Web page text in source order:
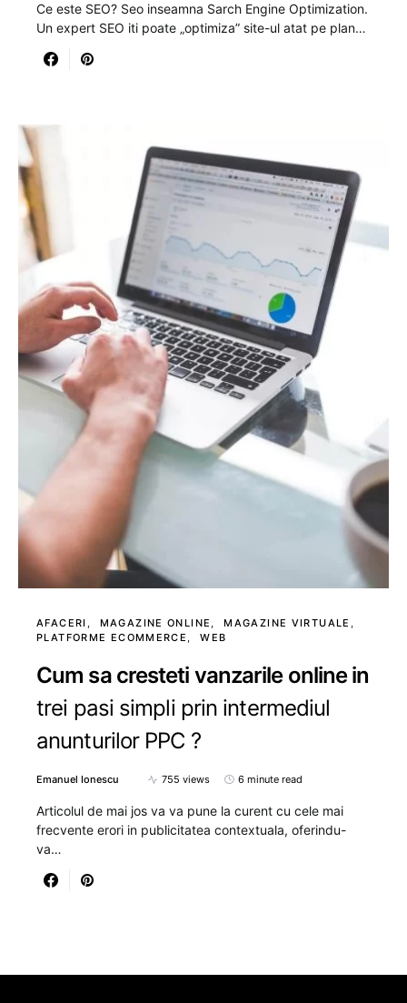
Ce este SEO? Seo inseamna Sarch Engine Optimization.
Un expert SEO iti poate „optimiza” site-ul atat pe plan…
AFACERI MAGAZINE ONLINE
MAGAZINE VIRTUALE
PLATFORME ECOMMERCE
WEB
Cum sa cresteti vanzarile online in
trei pasi simpli prin intermediul
anunturilor PPC ?
Emanuel Ionescu 755 views 6 minute read
Articolul de mai jos va va pune la curent cu cele mai
frecvente erori in publicitatea contextuala, oferindu-
va…